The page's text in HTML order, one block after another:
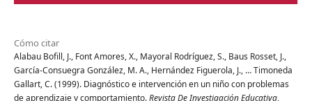
Cómo citar
Alabau Bofill, J., Font Amores, X., Mayoral Rodríguez, S., Baus Rosset, J.,
García-Consuegra González, M. A., Hernández Figuerola, J., … Timoneda
Gallart, C. (1999). Diagnóstico e intervención en un niño con problemas
de aprendizaje y comportamiento.Revista De Investigación Educativa,